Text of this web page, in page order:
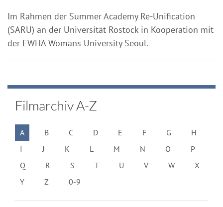
Im Rahmen der Summer Academy Re-Unification
(SARU) an der Universität Rostock in Kooperation mit
der EWHA Womans University Seoul.
Filmarchiv A-Z
A B C D E F G
H
I
J K L M N O
P
Q
R S T U V W
X
Y
Z 0-9